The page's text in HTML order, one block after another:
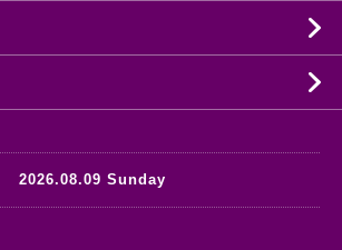
2026.08.09 Sunday